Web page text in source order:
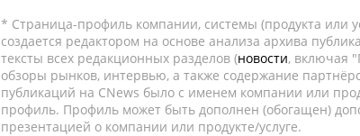
* Страница-профиль компании, системы (продукта или
создается редактором на основе анализа архива
тексты всех редакционных разделов (новости, включая
обзоры рынков, интервью, а также содержание
публикаций на CNews было с именем компании или
профиль. Профиль может быть дополнен (обогащен)
презентацией о компании или продукте/услуге.